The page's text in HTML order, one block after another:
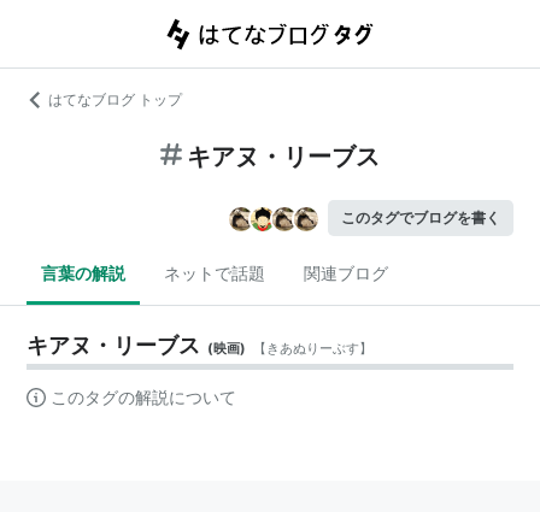
はてなブログ トップ
キアヌ・リーブス
このタグでブログを書く
言葉の解説 ネットで話題 関連ブログ
キアヌ・リーブス (映画) 【きあぬりーぶす】
このタグの解説について